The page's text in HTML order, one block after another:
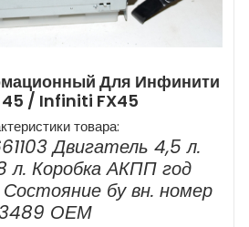
Для Инфинити
/ Infiniti FX45
товара:
Двигатель 4,5 л.
л. Коробка АКПП год
бу вн. номер
ОЕМ